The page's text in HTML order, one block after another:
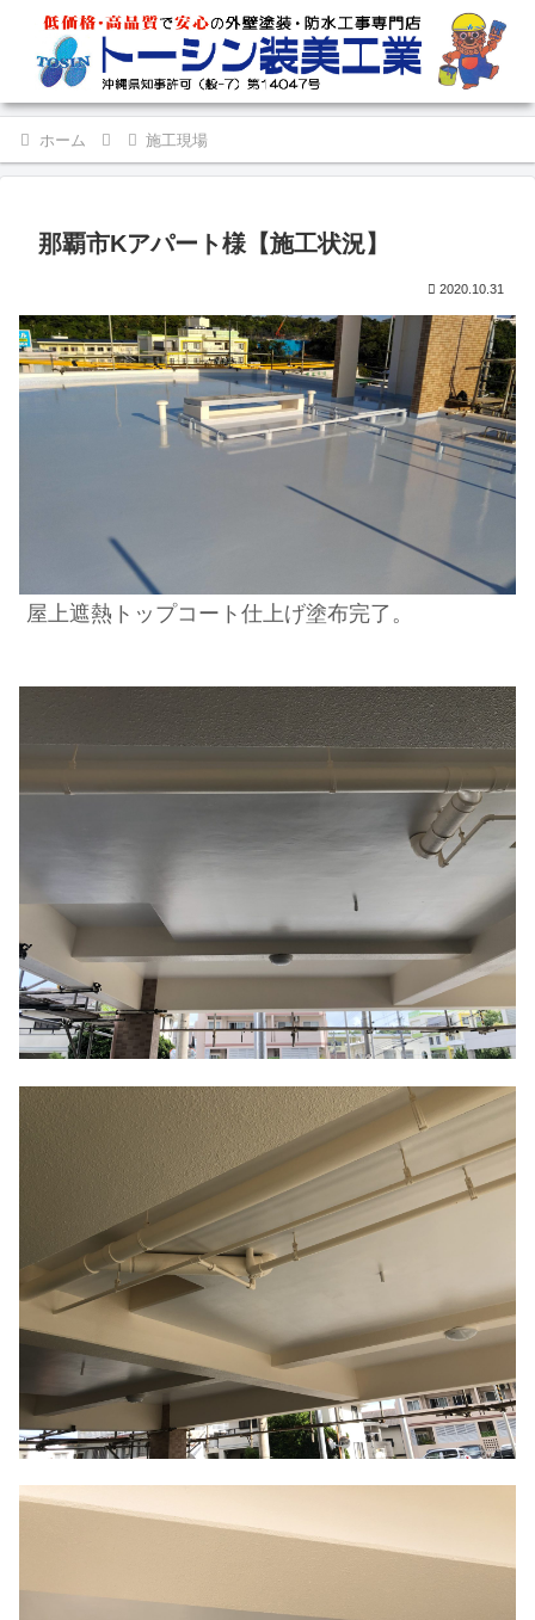
ホーム 施工現場
那覇市Kアパート様【施工状況】
2020.10.31
屋上遮熱トップコート仕上げ塗布完了。